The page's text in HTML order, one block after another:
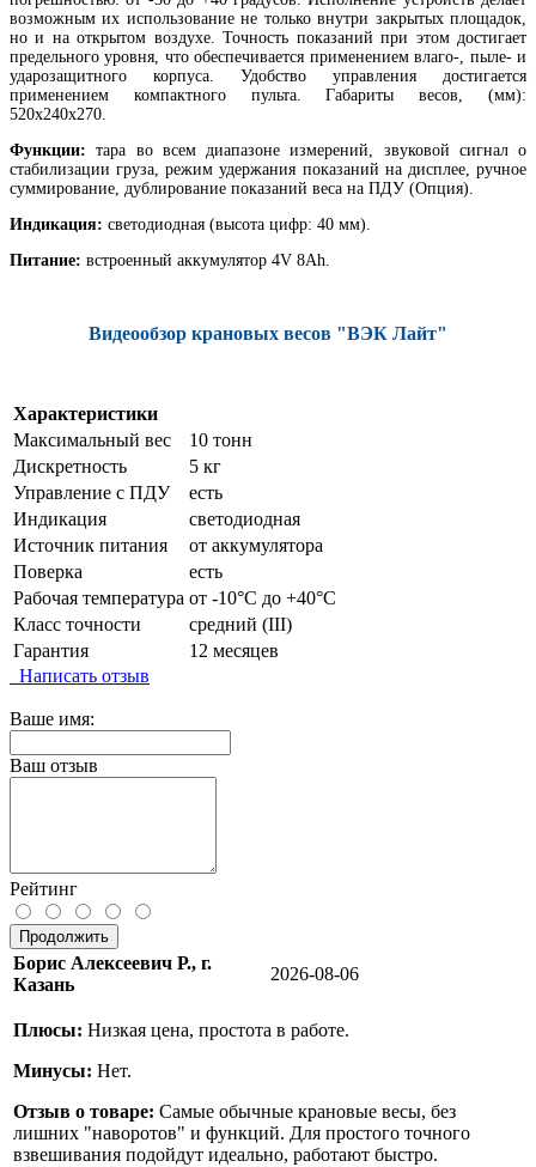
возможным их использование не только внутри закрытых площадок,
но и на открытом воздухе. Точность показаний при этом достигает
предельного уровня, что обеспечивается применением влаго-, пыле- и
ударозащитного корпуса. Удобство управления достигается
применением компактного пульта. Габариты весов, (мм):
520х240х270.
Функции: тара во всем диапазоне измерений, звуковой сигнал о
стабилизации груза, режим удержания показаний на дисплее, ручное
суммирование, дублирование показаний веса на ПДУ (Опция).
Индикация: светодиодная (высота цифр: 40 мм).
Питание: встроенный аккумулятор 4V 8Ah.
Видеообзор крановых весов "ВЭК Лайт"
Характеристики
Максимальный вес
10 тонн
Дискретность
5 кг
Управление с ПДУ
есть
Индикация
светодиодная
Источник питания
от аккумулятора
Поверка
есть
Рабочая температура от -10°C до +40°C
Класс точности
средний (III)
Гарантия
12 месяцев
Написать отзыв
Ваше имя:
Ваш отзыв
Рейтинг
Продолжить
Борис Алексеевич Р., г.
Казань
2026-08-06
Плюсы: Низкая цена, простота в работе.
Минусы: Нет.
Отзыв о товаре: Самые обычные крановые весы, без
лишних "наворотов" и функций. Для простого точного
взвешивания подойдут идеально, работают быстро.